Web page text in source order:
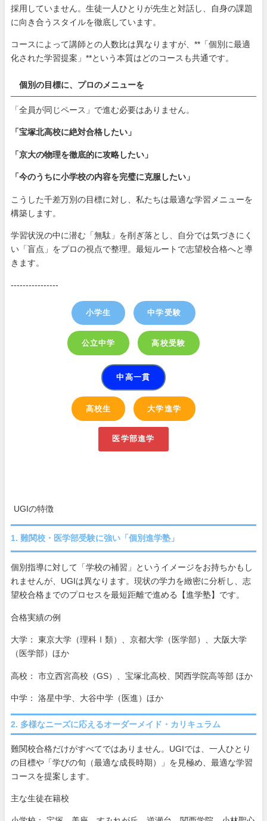
採用していません。生徒一人ひとりが先生と対話し、自身の課題
に向き合うスタイルを徹底しています。
コースによって講師との人数比は異なりますが、**「個別に最適
化された学習提案」**という本質はどのコースも共通です。
個別の目標に、プロのメニューを
「全員が同じペース」で進む必要はありません。
「宝塚北高校に絶対合格したい」
「京大の物理を徹底的に攻略したい」
「今のうちに小学校の内容を完璧に克服したい」
こうした千差万別の目標に対し、私たちは最適な学習メニューを
構築します。
学習状況の中に潜む「無駄」を削ぎ落とし、自分では気づきにく
い「盲点」をプロの視点で整理。最短ルートで志望校合格へと導
きます。
----------------
小学生 中学受験
公立中学 高校受験
中高一貫
高校生 大学進学
医学部進学
UGIの特徴
1. 難関校・医学部受験に強い「個別進学塾」
個別指導に対して「学校の補習」というイメージをお持ちかもし
れませんが、UGIは異なります。現状の学力を緻密に分析し、志
望校合格までのプロセスを最短距離で進める【進学塾】です。
合格実績の例
大学： 東京大学（理科Ⅰ類）、京都大学（医学部）、大阪大学
（医学部）ほか
高校： 市立西宮高校（GS）、宝塚北高校、関西学院高等部 ほか
中学： 洛星中学、大谷中学（医進）ほか
2. 多様なニーズに応えるオーダーメイド・カリキュラム
難関校合格だけがすべてではありません。UGIでは、一人ひとり
の目標や「学びの旬（最適な成長時期）」を見極め、最適な学習
コースを提案します。
主な生徒在籍校